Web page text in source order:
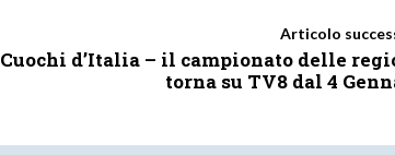
Articolo
Cuochi d’Italia – il campionato delle
torna su TV8 dal 4